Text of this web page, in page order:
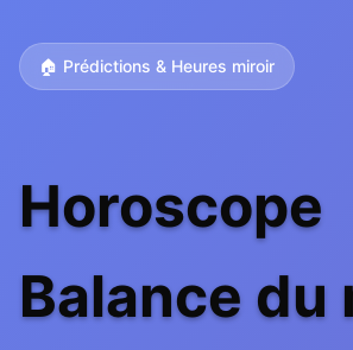
🏠 Prédictions & Heures miroir
Horoscope
Balance du